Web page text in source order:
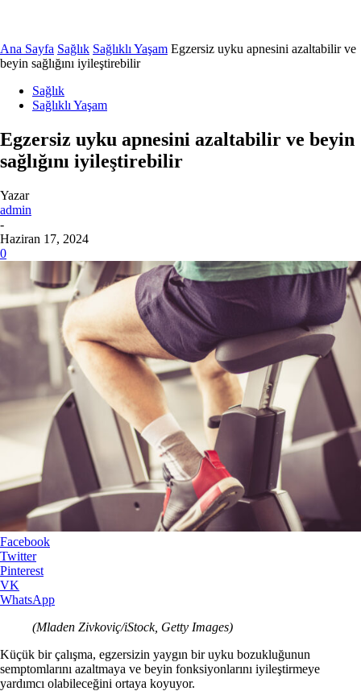
Ana Sayfa Sağlık Sağlıklı Yaşam Egzersiz uyku apnesini azaltabilir ve
beyin sağlığını iyileştirebilir
Sağlık
Sağlıklı Yaşam
Egzersiz uyku apnesini azaltabilir ve beyin
sağlığını iyileştirebilir
Yazar
admin
-
Haziran 17, 2024
0
Facebook
Twitter
Pinterest
VK
WhatsApp
(Mladen Zivkoviç/iStock, Getty Images)
Küçük bir çalışma, egzersizin yaygın bir uyku bozukluğunun
semptomlarını azaltmaya ve beyin fonksiyonlarını iyileştirmeye
yardımcı olabileceğini ortaya koyuyor.